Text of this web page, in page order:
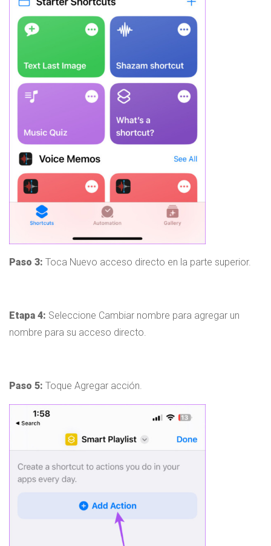
Paso 3: Toca Nuevo acceso directo en la parte superior.
Etapa 4: Seleccione Cambiar nombre para agregar un
nombre para su acceso directo.
Paso 5: Toque Agregar acción.